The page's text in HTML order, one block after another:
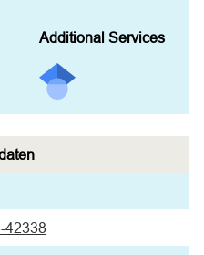
Additional Services
42338